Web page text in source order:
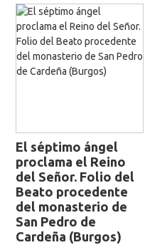
El séptimo ángel
proclama el Reino
del Señor. Folio del
Beato procedente
del monasterio de
San Pedro de
Cardeña (Burgos)